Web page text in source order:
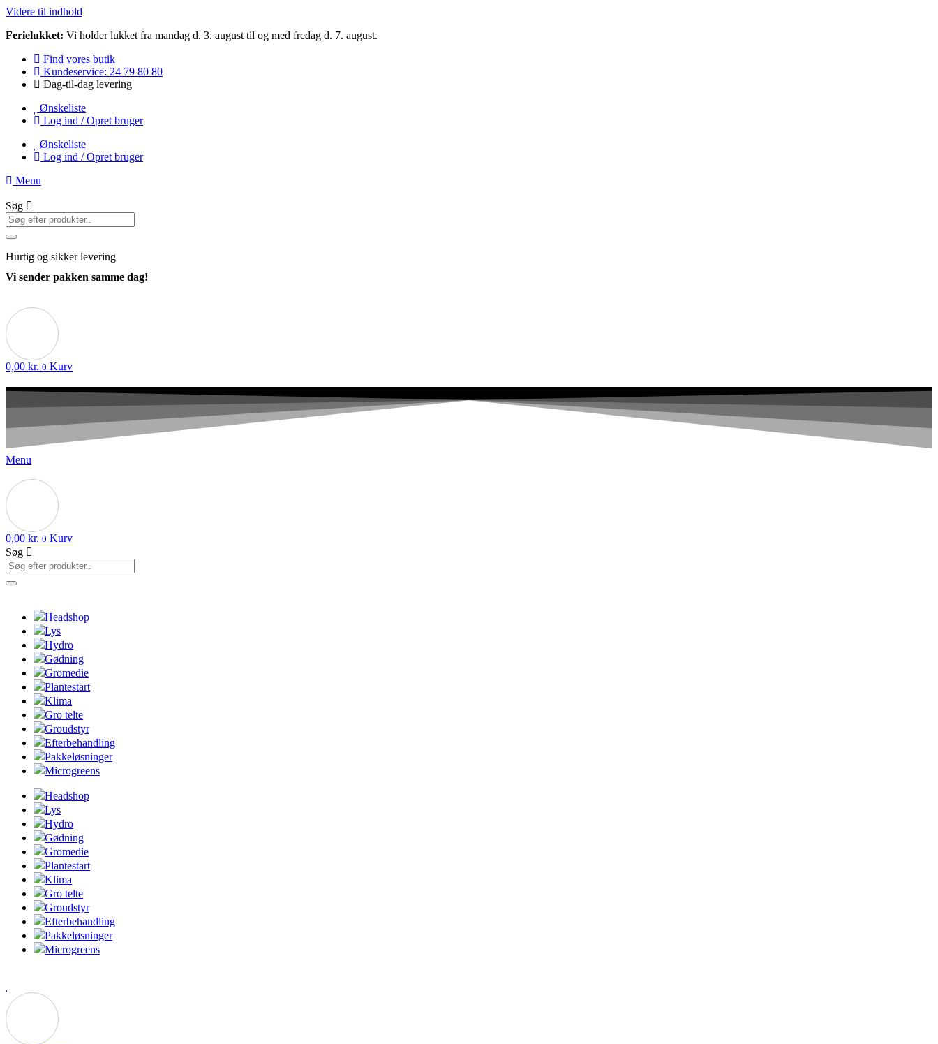
Videre til indhold
Ferielukket: Vi holder lukket fra mandag d. 3. august til og med fredag d. 7. august.
Find vores butik
Kundeservice: 24 79 80 80
Dag-til-dag levering
Ønskeliste
Log ind / Opret bruger
Ønskeliste
Log ind / Opret bruger
Menu
Søg
Hurtig og sikker levering
Vi sender pakken samme dag!
0,00 kr. 0 Kurv
Menu
0,00 kr. 0 Kurv
Søg
Headshop
Lys
Hydro
Gødning
Gromedie
Plantestart
Klima
Gro telte
Groudstyr
Efterbehandling
Pakkeløsninger
Microgreens
Headshop
Lys
Hydro
Gødning
Gromedie
Plantestart
Klima
Gro telte
Groudstyr
Efterbehandling
Pakkeløsninger
Microgreens